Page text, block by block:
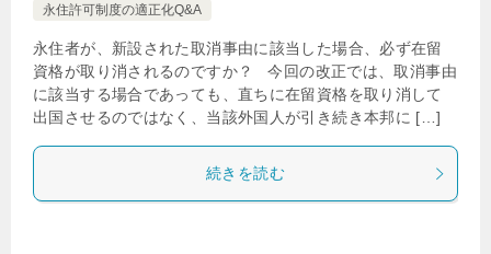
永住許可制度の適正化Q&A
永住者が、新設された取消事由に該当した場合、必ず在留
資格が取り消されるのですか？ 今回の改正では、取消事由
に該当する場合であっても、直ちに在留資格を取り消して
出国させるのではなく、当該外国人が引き続き本邦に […]
続きを読む